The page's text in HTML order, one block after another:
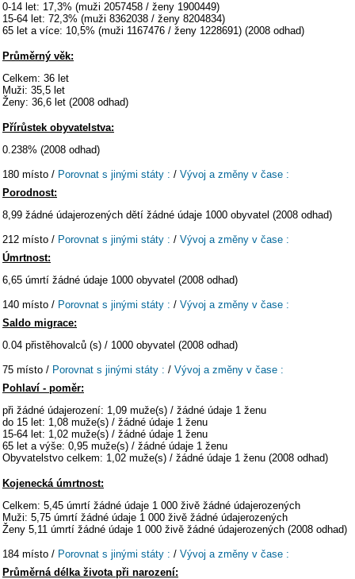
0-14 let: 17,3% (muži 2057458 / ženy 1900449)
15-64 let: 72,3% (muži 8362038 / ženy 8204834)
65 let a více: 10,5% (muži 1167476 / ženy 1228691) (2008 odhad)
Průměrný věk:
Celkem: 36 let
Muži: 35,5 let
Ženy: 36,6 let (2008 odhad)
Přírůstek obyvatelstva:
0.238% (2008 odhad)
180 místo / Porovnat s jinými státy : / Vývoj a změny v čase :
Porodnost:
8,99 žádné údajerozených dětí žádné údaje 1000 obyvatel (2008 odhad)
212 místo / Porovnat s jinými státy : / Vývoj a změny v čase :
Úmrtnost:
6,65 úmrtí žádné údaje 1000 obyvatel (2008 odhad)
140 místo / Porovnat s jinými státy : / Vývoj a změny v čase :
Saldo migrace:
0.04 přistěhovalců (s) / 1000 obyvatel (2008 odhad)
75 místo / Porovnat s jinými státy : / Vývoj a změny v čase :
Pohlaví - poměr:
při žádné údajerození: 1,09 muže(s) / žádné údaje 1 ženu
do 15 let: 1,08 muže(s) / žádné údaje 1 ženu
15-64 let: 1,02 muže(s) / žádné údaje 1 ženu
65 let a výše: 0,95 muže(s) / žádné údaje 1 ženu
Obyvatelstvo celkem: 1,02 muže(s) / žádné údaje 1 ženu (2008 odhad)
Kojenecká úmrtnost:
Celkem: 5,45 úmrtí žádné údaje 1 000 živě žádné údajerozených
Muži: 5,75 úmrtí žádné údaje 1 000 živě žádné údajerozených
Ženy 5,11 úmrtí žádné údaje 1 000 živě žádné údajerozených (2008 odhad)
184 místo / Porovnat s jinými státy : / Vývoj a změny v čase :
Průměrná délka života při narození: